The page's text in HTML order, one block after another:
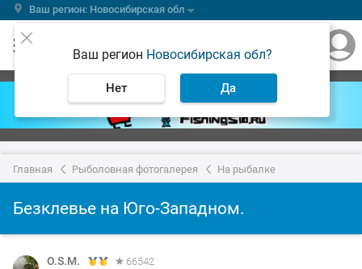
Ваш регион: Новосибирская обл
Ваш регион Новосибирская обл?
Нет Да
Главная Рыболовная фотогалерея На рыбалке
Безклевье на Юго-Западном.
O.S.M.
66542